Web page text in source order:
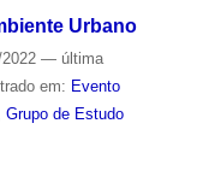
Urbano
— última
em: Evento
Grupo de Estudo